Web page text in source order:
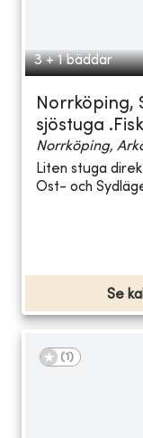
3 + 1 bäddar
Norrköping,
sjöstuga
Norrköping,
Liten stuga
Ost- och
Se
(1 )